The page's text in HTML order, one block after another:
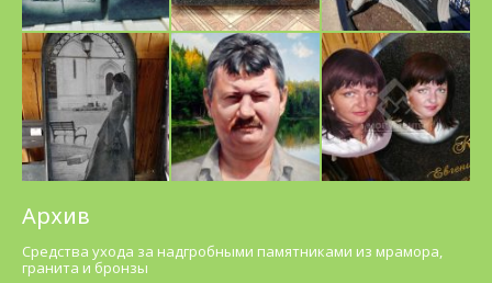
Архив
Средства ухода за надгробными памятниками из мрамора,
гранита и бронзы